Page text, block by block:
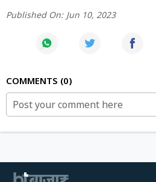
Published On: Jun 10, 2023
COMMENTS 0